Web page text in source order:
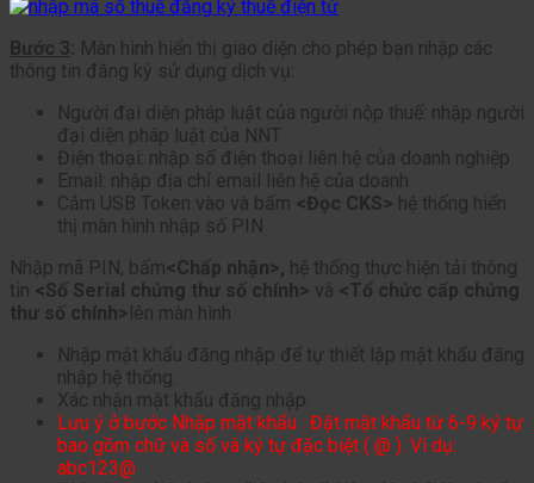
Bước 3: Màn hình hiển thị giao diện cho phép bạn nhập các
thông tin đăng ký sử dụng dịch vụ:
Người đại diện pháp luật của người nộp thuế: nhập người
đại diện pháp luật của NNT
Điện thoại: nhập số điện thoại liên hệ của doanh nghiệp
Email: nhập địa chỉ email liên hệ của doanh
Cắm USB Token vào và bấm <Đọc CKS> hệ thống hiển
thị màn hình nhập số PIN
Nhập mã PIN, bấm<Chấp nhận>, hệ thống thực hiện tải thông
tin <Số Serial chứng thư số chính> và <Tổ chức cấp chứng
thư số chính>lên màn hình
Nhập mật khẩu đăng nhập để tự thiết lập mật khẩu đăng
nhập hệ thống.
Xác nhận mật khẩu đăng nhập.
Lưu ý ở bước Nhập mật khẩu : Đặt mật khẩu từ 6-9 ký tự
bao gồm chữ và số và ký tự đặc biệt ( @ ). Ví dụ:
abc123@